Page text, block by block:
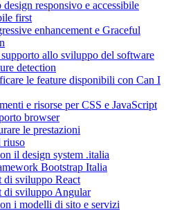
design responsivo e accessibile
first
enhancement e Graceful
allo sviluppo del software
detection
le feature disponibili con Can I
e risorse per CSS e JavaScript
browser
le prestazioni
riuso
il design system .italia
Bootstrap Italia
sviluppo React
di sviluppo Angular
i modelli di sito e servizi